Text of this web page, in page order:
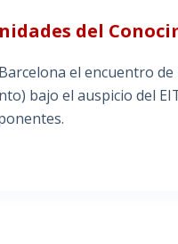
del
el encuentro de
bajo el auspicio del